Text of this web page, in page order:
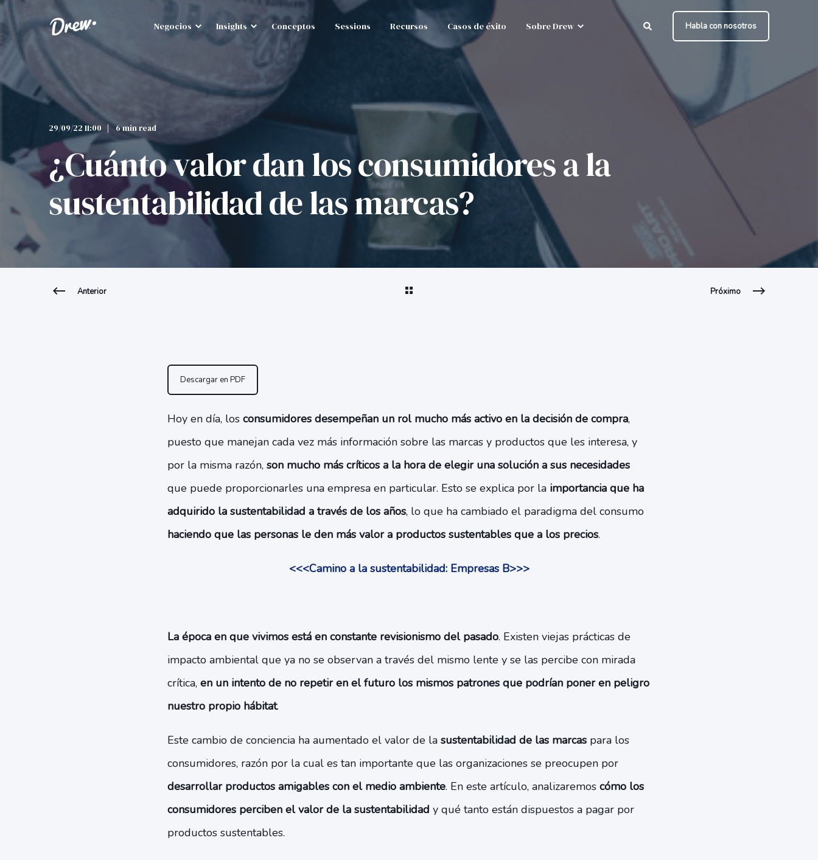
Negocios Insights Conceptos Sessions Recursos Casos de éxito Sobre Drew Habla con nosotros
29/09/22 11:00 6 min read
¿Cuánto valor dan los consumidores a la
sustentabilidad de las marcas?
Anterior Próximo
Descargar en PDF
Hoy en día, los consumidores desempeñan un rol mucho más activo en la decisión de compra,
puesto que manejan cada vez más información sobre las marcas y productos que les interesa, y
por la misma razón, son mucho más críticos a la hora de elegir una solución a sus necesidades
que puede proporcionarles una empresa en particular. Esto se explica por la importancia que ha
adquirido la sustentabilidad a través de los años, lo que ha cambiado el paradigma del consumo
haciendo que las personas le den más valor a productos sustentables que a los precios.
<<<Camino a la sustentabilidad: Empresas B>>>
La época en que vivimos está en constante revisionismo del pasado. Existen viejas prácticas de
impacto ambiental que ya no se observan a través del mismo lente y se las percibe con mirada
crítica, en un intento de no repetir en el futuro los mismos patrones que podrían poner en peligro
nuestro propio hábitat.
Este cambio de conciencia ha aumentado el valor de la sustentabilidad de las marcaspara los
consumidores, razón por la cual es tan importante que las organizaciones se preocupen por
desarrollar productos amigables con el medio ambiente. En este artículo, analizaremos cómo los
consumidores perciben el valor de la sustentabilidad y qué tanto están dispuestos a pagar por
productos sustentables.